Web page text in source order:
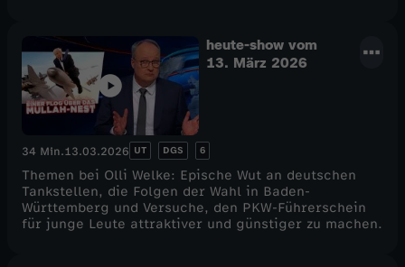
heute-show vom
13. März 2026
34 Min.13.03.2026 UT DGS 6
Themen bei Olli Welke: Epische Wut an deutschen
Tankstellen, die Folgen der Wahl in Baden-
Württemberg und Versuche, den PKW-Führerschein
für junge Leute attraktiver und günstiger zu machen.